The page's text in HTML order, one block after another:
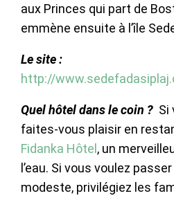
aux Princes qui part de
emmène ensuite à l’île
Le site :
http://
Quel hôtel dans le coin ? Si
faites-vous plaisir en
Fidanka Hôtel, un
l’eau. Si vous voulez
modeste, privilégiez les